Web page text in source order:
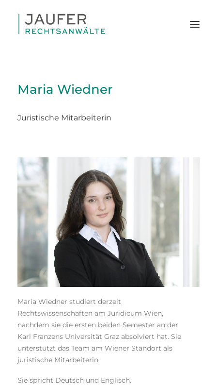
SEARCH
Maria Wiedner
Juristische Mitarbeiterin
Maria Wiedner studiert derzeit
Rechtswissenschaften am Juridicum Wien,
nachdem sie die ersten beiden Semester an der
Karl Franzens Universität Graz absolviert hat. Sie
unterstützt das Team am Wiener Standort als
juristische Mitarbeiterin.
Sie spricht Deutsch und Englisch.